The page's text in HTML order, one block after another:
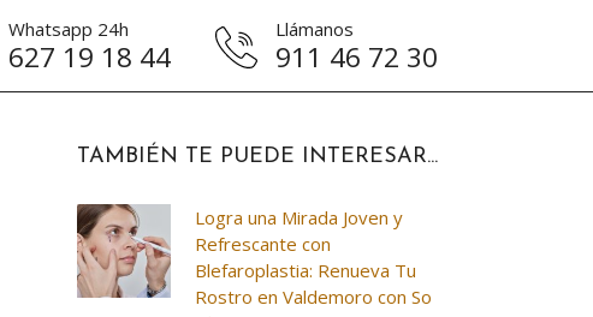
Whatsapp 24h
627 19 18 44
Llámanos
911 46 72 30
TAMBIÉN TE PUEDE INTERESAR...
Logra una Mirada Joven y
Refrescante con
Blefaroplastia: Renueva Tu
Rostro en Valdemoro con So